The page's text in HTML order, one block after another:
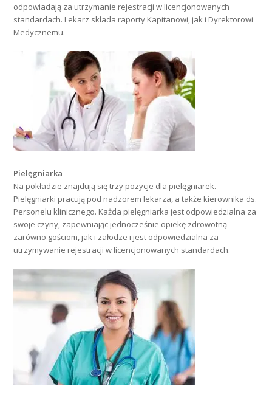
odpowiadają za utrzymanie rejestracji w licencjonowanych
standardach. Lekarz składa raporty Kapitanowi, jak i Dyrektorowi
Medycznemu.
Pielęgniarka
Na pokładzie znajdują się trzy pozycje dla pielęgniarek.
Pielęgniarki pracują pod nadzorem lekarza, a także kierownika ds.
Personelu klinicznego. Każda pielęgniarka jest odpowiedzialna za
swoje czyny, zapewniając jednocześnie opiekę zdrowotną
zarówno gościom, jak i załodze i jest odpowiedzialna za
utrzymywanie rejestracji w licencjonowanych standardach.